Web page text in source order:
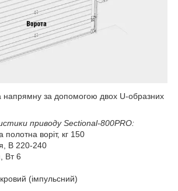
напрямну за допомогою двох U-образних
приводу Sectional-800PRO:
воріт, кг 150
В 220-240
Вт 6
(імпульсний)